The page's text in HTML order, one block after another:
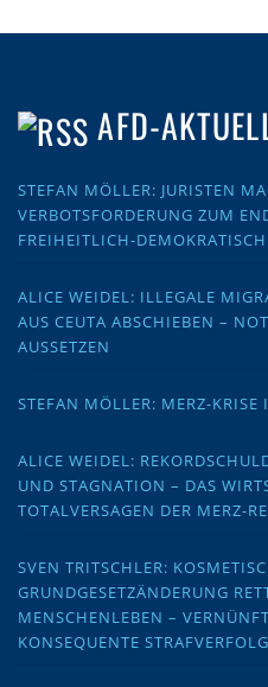
AFD-
STEFAN MÖLLER: JURISTEN
VERBOTSFORDERUNG ZUM
FREIHEITLICH-
ALICE WEIDEL: ILLEGALE
AUS CEUTA ABSCHIEBEN –
AUSSETZEN
STEFAN MÖLLER: MERZ-KRISE
ALICE WEIDEL:
UND STAGNATION – DAS
TOTALVERSAGEN DER MERZ-
SVEN TRITSCHLER:
GRUNDGESETZÄNDERUNG
MENSCHENLEBEN –
KONSEQUENTE